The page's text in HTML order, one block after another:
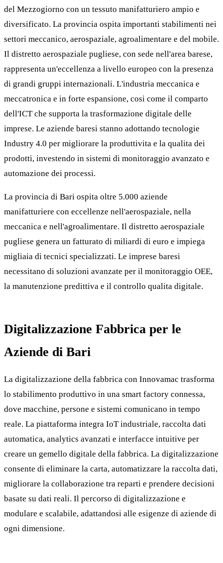
del Mezzogiorno con un tessuto manifatturiero ampio e
diversificato. La provincia ospita importanti stabilimenti nei
settori meccanico, aerospaziale, agroalimentare e del mobile.
Il distretto aerospaziale pugliese, con sede nell'area barese,
rappresenta un'eccellenza a livello europeo con la presenza
di grandi gruppi internazionali. L'industria meccanica e
meccatronica e in forte espansione, cosi come il comparto
dell'ICT che supporta la trasformazione digitale delle
imprese. Le aziende baresi stanno adottando tecnologie
Industry 4.0 per migliorare la produttivita e la qualita dei
prodotti, investendo in sistemi di monitoraggio avanzato e
automazione dei processi.
La provincia di Bari ospita oltre 5.000 aziende
manifatturiere con eccellenze nell'aerospaziale, nella
meccanica e nell'agroalimentare. Il distretto aerospaziale
pugliese genera un fatturato di miliardi di euro e impiega
migliaia di tecnici specializzati. Le imprese baresi
necessitano di soluzioni avanzate per il monitoraggio OEE,
la manutenzione predittiva e il controllo qualita digitale.
Digitalizzazione Fabbrica per le
Aziende di Bari
La digitalizzazione della fabbrica con Innovamac trasforma
lo stabilimento produttivo in una smart factory connessa,
dove macchine, persone e sistemi comunicano in tempo
reale. La piattaforma integra IoT industriale, raccolta dati
automatica, analytics avanzati e interfacce intuitive per
creare un gemello digitale della fabbrica. La digitalizzazione
consente di eliminare la carta, automatizzare la raccolta dati,
migliorare la collaborazione tra reparti e prendere decisioni
basate su dati reali. Il percorso di digitalizzazione e
modulare e scalabile, adattandosi alle esigenze di aziende di
ogni dimensione.